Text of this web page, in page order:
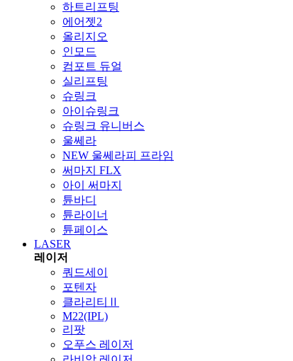
하트리프팅
에어젯2
올리지오
인모드
컴포트 듀얼
실리프팅
슈링크
아이슈링크
슈링크 유니버스
울쎄라
NEW 울쎄라피 프라임
써마지 FLX
아이 써마지
튠바디
튠라이너
튠페이스
LASER
레이저
쿼드세이
포텐자
클라리티Ⅱ
M22(IPL)
리팟
오푸스 레이저